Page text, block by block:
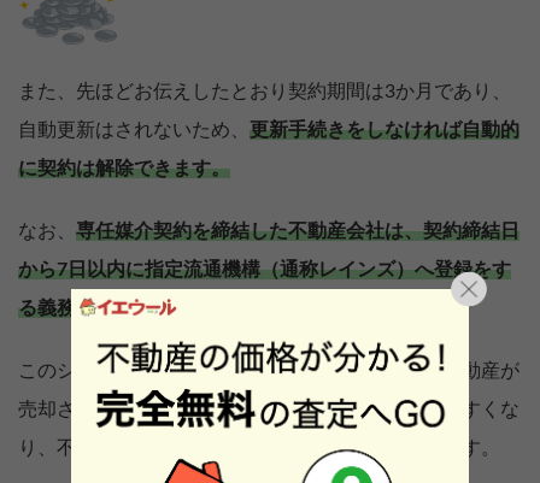
また、先ほどお伝えしたとおり契約期間は3か月であり、
自動更新はされないため、 更新手続きをしなければ自動的
に契約は解除できます。
なお、 専任媒介契約を締結した不動産会社は、契約締結日
から7日以内に指定流通機構（通称レインズ）へ登録をす
る義務が課されます。
このシステムに登録をすることによって、自分の不動産が
売却されていることが会員の不動産会社に伝わりやすくな
り、不動産業界全体が連携して買主を探してくれます。